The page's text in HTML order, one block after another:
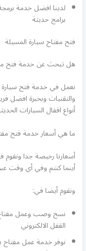
لدينا افضل خدمة
برامج حديثة
فتح مفتاح سيارة المسيلة
هل تبحث عن خدمة فتح
نعمل في خدمة فتح سيارة
والتقنيات وبخبرة افضل
أنواع اقفال السيارات
ما هي أسعار خدمة فتح
أسعارنا رخيصة جدا ونقوم
أينما كنتم وفي أي وقت
ونقوم أيضا في:
نسخ وصب وعمل مفتاح
القفل الالكتروني
نوفر خدمة عمل مفتاح